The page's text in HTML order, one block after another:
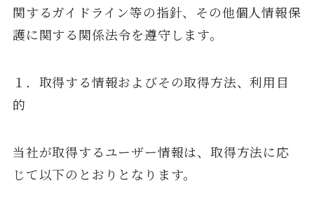
関するガイドライン等の指針、その他個人情報保
護に関する関係法令を遵守します。
１．取得する情報およびその取得方法、利用目
的
当社が取得するユーザー情報は、取得方法に応
じて以下のとおりとなります。